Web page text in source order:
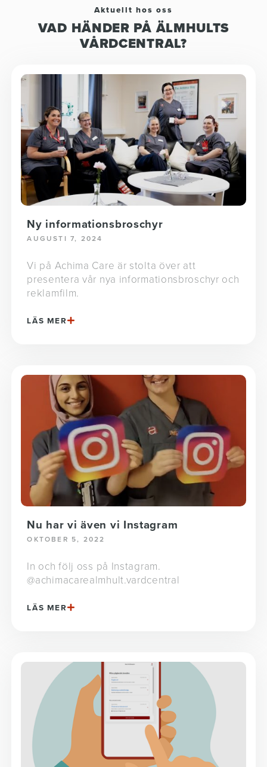
Aktuellt hos oss
VAD HÄNDER PÅ ÄLMHULTS
VÅRDCENTRAL?
Ny informationsbroschyr
AUGUSTI 7, 2024
Vi på Achima Care är stolta över att
presentera vår nya informationsbroschyr och
reklamfilm.
LÄS MER
Nu har vi även vi Instagram
OKTOBER 5, 2022
In och följ oss på Instagram.
@achimacarealmhult.vardcentral
LÄS MER